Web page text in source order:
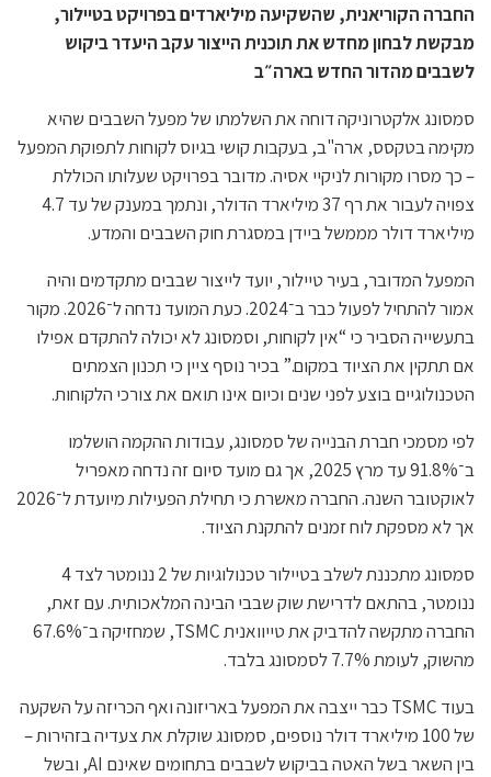
החברה הקוריאנית, שהשקיעה מיליארדים בפרויקט בטיילור,
מבקשת לבחון מחדש את תוכנית הייצור עקב היעדר ביקוש
לשבבים מהדור החדש בארה״ב
סמסונג אלקטרוניקה דוחה את השלמתו של מפעל השבבים שהיא
מקימה בטקסס, ארה"ב, בעקבות קושי בגיוס לקוחות לתפוקת המפעל
– כך מסרו מקורות לניקיי אסיה. מדובר בפרויקט שעלותו הכוללת
צפויה לעבור את רף 37 מיליארד הדולר, ונתמך במענק של עד 4.7
מיליארד דולר מממשל ביידן במסגרת חוק השבבים והמדע.
המפעל המדובר, בעיר טיילור, יועד לייצור שבבים מתקדמים והיה
אמור להתחיל לפעול כבר ב־2024. כעת המועד נדחה ל־2026. מקור
בתעשייה הסביר כי “אין לקוחות, וסמסונג לא יכולה להתקדם אפילו
אם תתקין את הציוד במקום.” בכיר נוסף ציין כי תכנון הצמתים
הטכנולוגיים בוצע לפני שנים וכיום אינו תואם את צורכי הלקוחות.
לפי מסמכי חברת הבנייה של סמסונג, עבודות ההקמה הושלמו
ב־91.8% עד מרץ 2025, אך גם מועד סיום זה נדחה מאפריל
לאוקטובר השנה. החברה מאשרת כי תחילת הפעילות מיועדת ל־2026
אך לא מספקת לוח זמנים להתקנת הציוד.
סמסונג מתכננת לשלב בטיילור טכנולוגיות של 2 ננומטר לצד 4
ננומטר, בהתאם לדרישת שוק שבבי הבינה המלאכותית. עם זאת,
החברה מתקשה להדביק את טייוואנית TSMC, שמחזיקה ב־67.6%
מהשוק, לעומת 7.7% לסמסונג בלבד.
בעוד TSMC כבר ייצבה את המפעל באריזונה ואף הכריזה על השקעה
של 100 מיליארד דולר נוספים, סמסונג שוקלת את צעדיה בזהירות –
בין השאר בשל האטה בביקוש לשבבים בתחומים שאינם AI, ובשל